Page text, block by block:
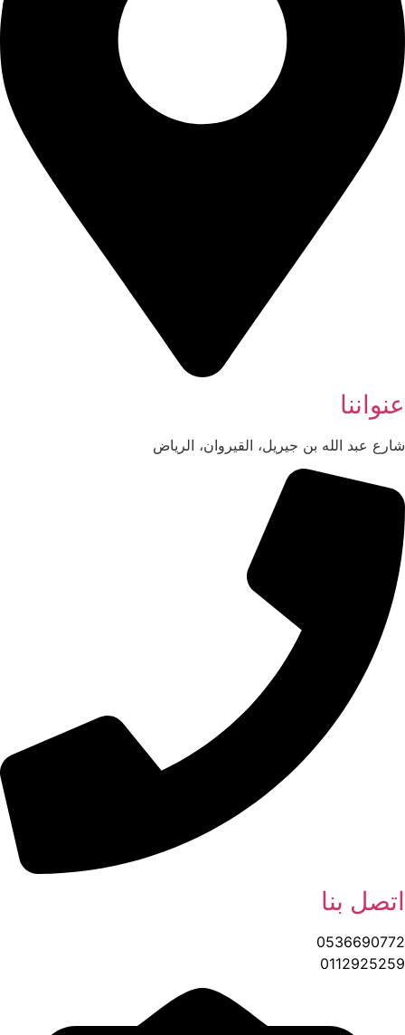
عنواننا
شارع عبد الله بن جيريل، القيروان، الرياض
اتصل بنا
0536690772
0112925259